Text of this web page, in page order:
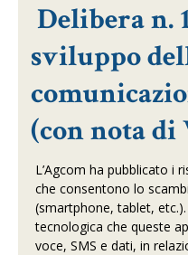
Delibera n.
sviluppo
(con nota di
L’Agcom ha pubblicato i
che consentono lo
(smartphone, tablet, etc.).
tecnologica che queste
voce, SMS e dati, in